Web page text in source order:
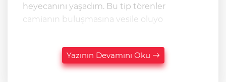
heyecanını yaşadım. Bu tip törenler
camianın buluşmasına vesile oluyo
Yazının Devamını Oku